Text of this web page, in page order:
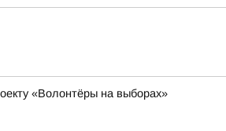
«Волонтёры на выборах»